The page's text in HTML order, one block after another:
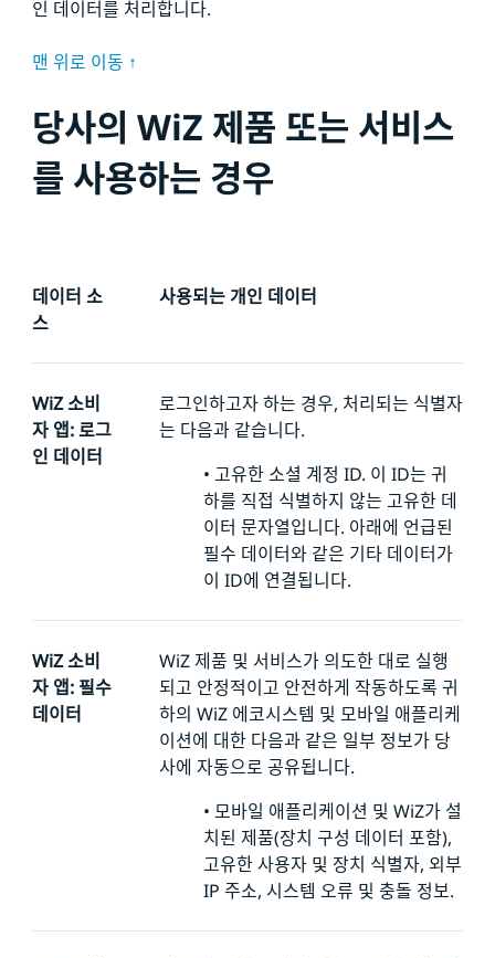
인 데이터를 처리합니다.
맨 위로 이동 ↑
당사의 WiZ 제품 또는 서비스
를 사용하는 경우
데이터 소
스
사용되는 개인 데이터
WiZ 소비
자 앱: 로그
인 데이터
로그인하고자 하는 경우, 처리되는 식별자
는 다음과 같습니다.
• 고유한 소셜 계정 ID. 이 ID는 귀
하를 직접 식별하지 않는 고유한 데
이터 문자열입니다. 아래에 언급된
필수 데이터와 같은 기타 데이터가
이 ID에 연결됩니다.
WiZ 소비
자 앱: 필수
데이터
WiZ 제품 및 서비스가 의도한 대로 실행
되고 안정적이고 안전하게 작동하도록 귀
하의 WiZ 에코시스템 및 모바일 애플리케
이션에 대한 다음과 같은 일부 정보가 당
사에 자동으로 공유됩니다.
• 모바일 애플리케이션 및 WiZ가 설
치된 제품(장치 구성 데이터 포함),
고유한 사용자 및 장치 식별자, 외부
IP 주소, 시스템 오류 및 충돌 정보.